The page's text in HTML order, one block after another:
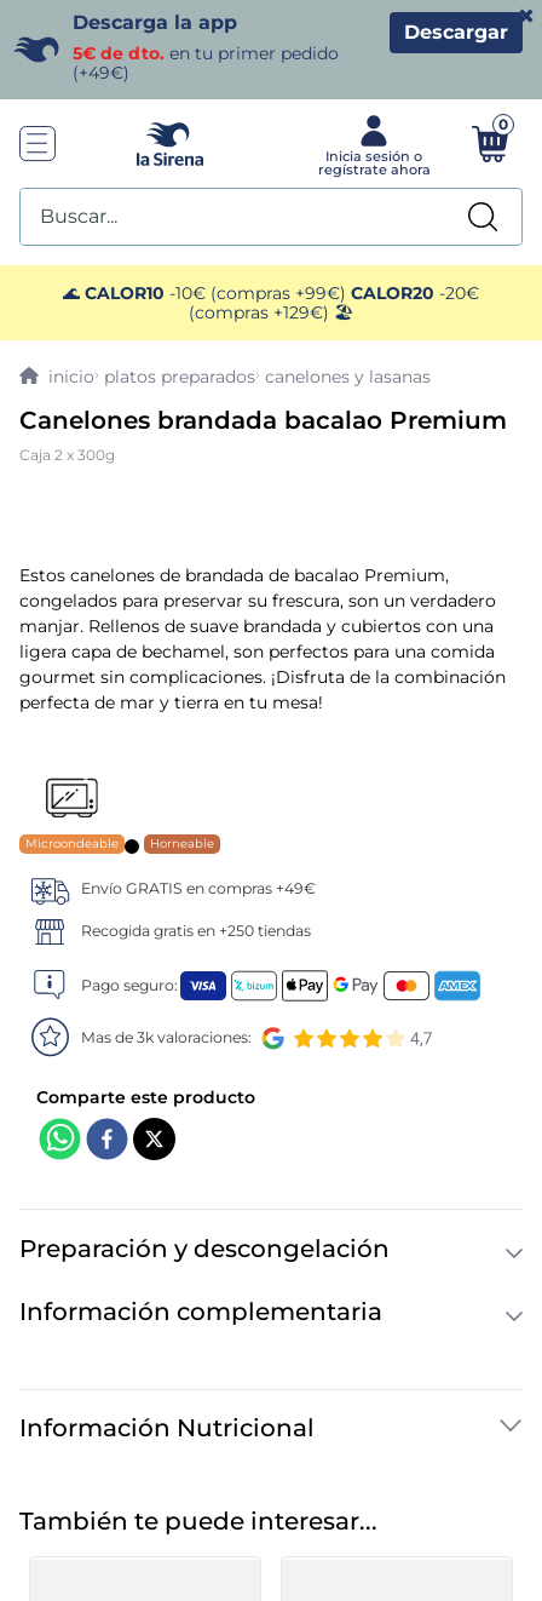
Descarga la app
5€ de dto. en tu primer pedido
(+49€)
Descargar
×
0
Buscar...
🌊 CALOR10 -10€ (compras +99€) CALOR20 -20€
(compras +129€) 🏖️
platos preparados canelones y lasanas
Canelones brandada bacalao Premium
Caja 2 x 300g
Estos canelones de brandada de bacalao Premium,
congelados para preservar su frescura, son un verdadero
manjar. Rellenos de suave brandada y cubiertos con una
ligera capa de bechamel, son perfectos para una comida
gourmet sin complicaciones. ¡Disfruta de la combinación
perfecta de mar y tierra en tu mesa!
Microondeable Horneable
Envío GRATIS en compras +49€
Recogida gratis en +250 tiendas
Pago seguro:
Mas de 3k valoraciones:
Preparación y descongelación
Información complementaria
Información Nutricional
También te puede interesar...
TÉRMINOS MÁS BUSCADOS
1. helados sirena
3. patatas
5. verduras
6 croquetas
7. canelones
sushi
10. listísimos